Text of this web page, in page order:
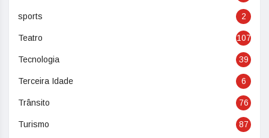
sports 2
Teatro 107
Tecnologia 39
Terceira Idade 6
Trânsito 76
Turismo 87